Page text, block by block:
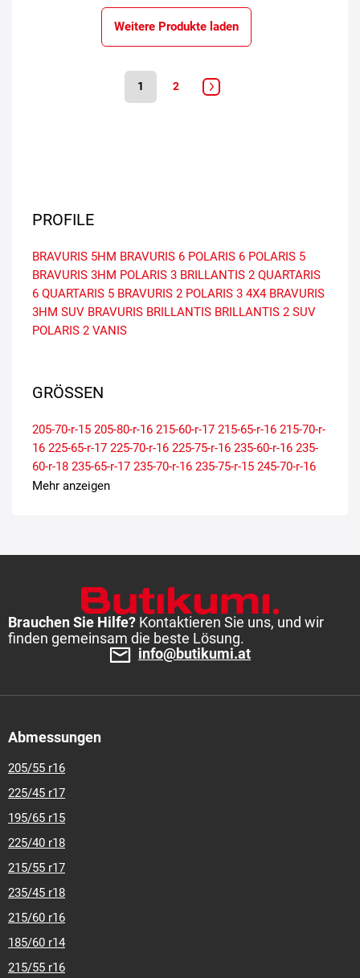
Weitere Produkte laden
1 2
PROFILE
BRAVURIS 5HM BRAVURIS 6 POLARIS 6 POLARIS 5
BRAVURIS 3HM POLARIS 3 BRILLANTIS 2 QUARTARIS
6 QUARTARIS 5 BRAVURIS 2 POLARIS 3 4X4 BRAVURIS
3HM SUV BRAVURIS BRILLANTIS BRILLANTIS 2 SUV
POLARIS 2 VANIS
GRÖSSEN
205-70-r-15 205-80-r-16 215-60-r-17 215-65-r-16 215-70-r-
16 225-65-r-17 225-70-r-16 225-75-r-16 235-60-r-16 235-
60-r-18 235-65-r-17 235-70-r-16 235-75-r-15 245-70-r-16
255-55-r-18 255-65-r-16
Mehr anzeigen
Brauchen Sie Hilfe? Kontaktieren Sie uns, und wir
finden gemeinsam die beste Lösung.
info@butikumi.at
Abmessungen
205/55 r16
225/45 r17
195/65 r15
225/40 r18
215/55 r17
235/45 r18
215/60 r16
185/60 r14
215/55 r16